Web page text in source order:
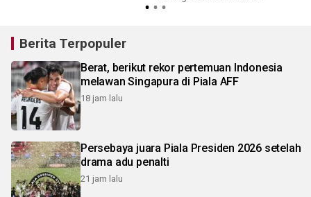
Berita Terpopuler
Berat, berikut rekor pertemuan Indonesia
melawan Singapura di Piala AFF
18 jam lalu
Persebaya juara Piala Presiden 2026 setelah
drama adu penalti
21 jam lalu